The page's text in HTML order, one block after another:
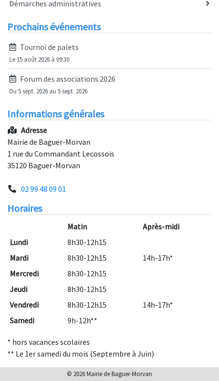
Démarches administratives
Prochains événements
Tournoi de palets
Le 15 août 2026 à 09:30
Forum des associations 2026
Du 5 sept. 2026 au 5 sept. 2026
Informations générales
Adresse
Mairie de Baguer-Morvan
1 rue du Commandant Lecossois
35120 Baguer-Morvan
02 99 48 09 01
Horaires
Matin
Après-midi
Lundi
8h30-12h15
Mardi
8h30-12h15
14h-17h*
Mercredi
8h30-12h15
Jeudi
8h30-12h15
Vendredi
8h30-12h15
14h-17h*
Samedi
9h-12h**
* hors vacances scolaires
** Le 1er samedi du mois (Septembre à Juin)
© 2026 Mairie de Baguer-Morvan